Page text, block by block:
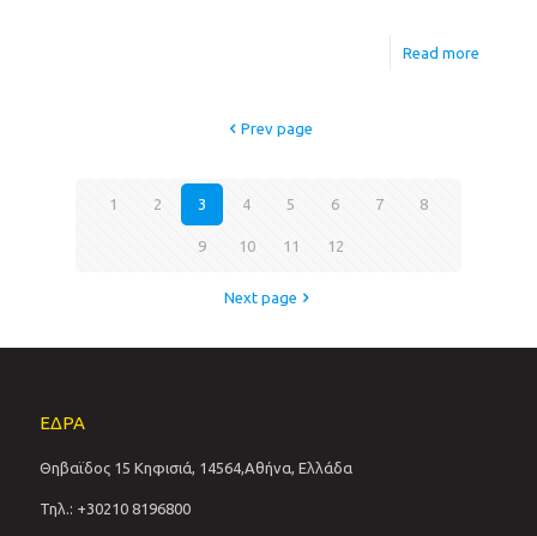
Read more
Prev page
1 2 3 4 5 6 7 8
9 10 11 12
Next page
ΕΔΡΑ
Θηβαϊδος 15 Κηφισιά, 14564,Αθήνα, Ελλάδα
Τηλ.: +30210 8196800